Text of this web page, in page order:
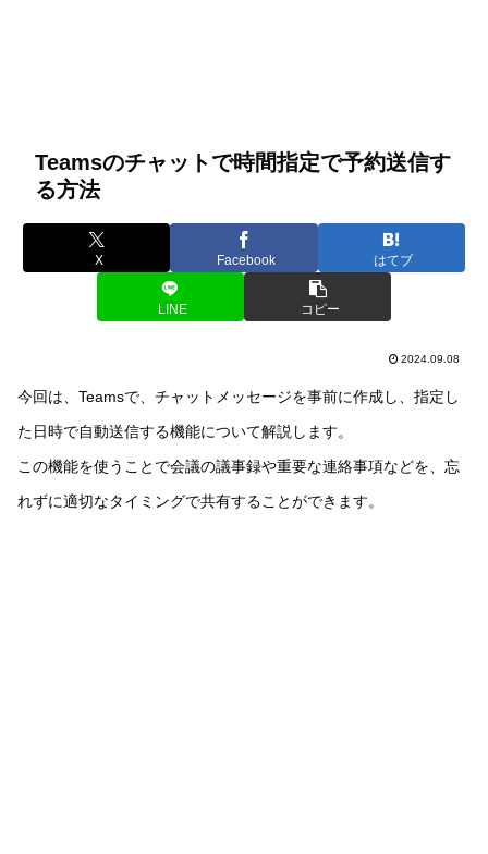
Teamsのチャットで時間指定で予約送信す
る方法
X Facebook はてブ
LINE コピー
2024.09.08
今回は、Teamsで、チャットメッセージを事前に作成し、指定し
た日時で自動送信する機能について解説します。
この機能を使うことで会議の議事録や重要な連絡事項などを、忘
れずに適切なタイミングで共有することができます。